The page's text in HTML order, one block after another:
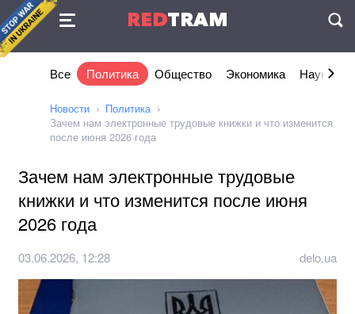
REDTRAM
Соглашение
Все Политика Общество Экономика Наука и IT
Новости
Политика
Зачем нам электронные трудовые книжки и что изменится
после июня 2026 года
Зачем нам электронные трудовые
книжки и что изменится после июня
2026 года
03.06.2026, 12:28 delo.ua